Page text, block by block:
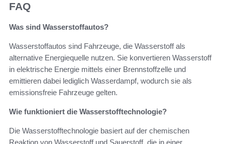
FAQ
Was sind Wasserstoffautos?
Wasserstoffautos sind Fahrzeuge, die Wasserstoff als
alternative Energiequelle nutzen. Sie konvertieren Wasserstoff
in elektrische Energie mittels einer Brennstoffzelle und
emittieren dabei lediglich Wasserdampf, wodurch sie als
emissionsfreie Fahrzeuge gelten.
Wie funktioniert die Wasserstofftechnologie?
Die Wasserstofftechnologie basiert auf der chemischen
Reaktion von Wasserstoff und Sauerstoff, die in einer